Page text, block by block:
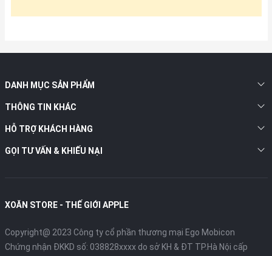
DANH MỤC SẢN PHẨM
THÔNG TIN KHÁC
HỖ TRỢ KHÁCH HÀNG
GỌI TƯ VẤN & KHIẾU NẠI
XOĂN STORE - THẾ GIỚI APPLE
Copyright@ 2023 Công ty cổ phần thương mại Ego Mobicon
Chứng nhận ĐKKD số: 038828xxxx do sở KH & ĐT TP.Hà Nội cấp